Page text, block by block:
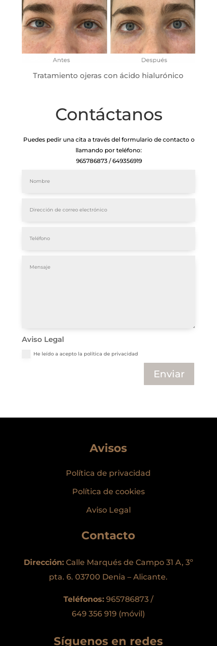
Tratamiento ojeras con ácido hialurónico
Contáctanos
Puedes pedir una cita a través del formulario de contacto o
llamando por teléfono:
965786873 / 649356919
Aviso Legal
He leído a acepto la política de privacidad
Enviar
Avisos
Política de privacidad
Política de cookies
Aviso Legal
Contacto
Dirección:Calle Marqués de Campo 31 A, 3º
pta. 6. 03700 Denia – Alicante.
Teléfonos:965786873 /
649 356 919 (móvil)
Síguenos en redes